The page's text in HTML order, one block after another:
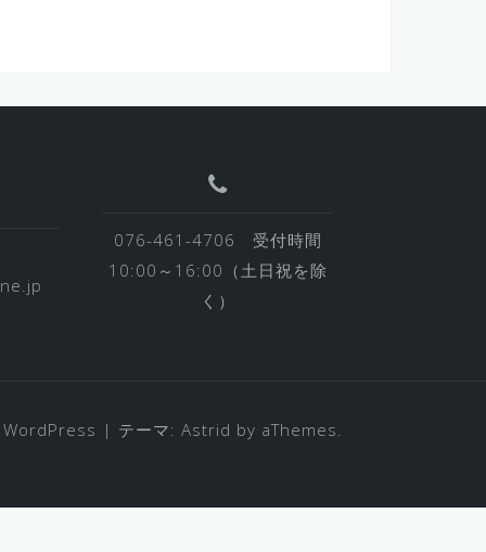
076-461-4706 受付時間
10:00～16:00（土日祝を除
く）
| テーマ: Astrid by aThemes.